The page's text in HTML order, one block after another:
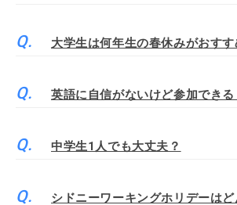
大学生は何年生の春休みがおすす
英語に自信がないけど参加できる
中学生1人でも大丈夫？
シドニーワーキングホリデーは